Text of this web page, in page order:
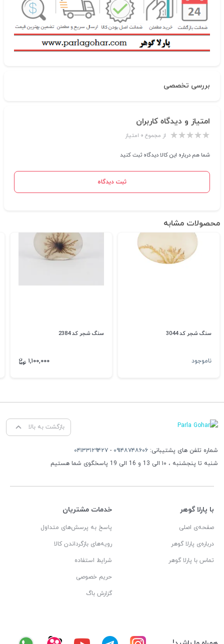
بررسی تخصصی
امتیاز و دیدگاه کاربران
از مجموع ۰ امتیاز
شما هم درباره این کالا دیدگاه ثبت کنید
ثبت دیدگاه
محصولات مشابه
سنگ شجر کد 3044
ناموجود
سنگ شجر کد 2384
۱,۱۰۰,۰۰۰
بازگشت به بالا
شماره تلفن های پشتیبانی: ۰۹۱۴۸۷۴۸۶۰۶ - ۰۴۱۳۳۱۲۹۴۲۷
شنبه تا پنجشنبه ، ۱۰ الی 13 و 16 الی 19 پاسخگوی شما هستیم
با پارلا گوهر
صفحه‌ی اصلی
درباره‌ی پارلا گوهر
تماس با پارلا گوهر
خدمات مشتریان
پاسخ به پرسش‌های متداول
رویه‌های بازگرداندن کالا
شرایط استفاده
حریم خصوصی
گزارش باگ